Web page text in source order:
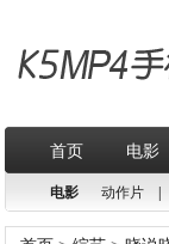
首页 电影
电影 动作片 |